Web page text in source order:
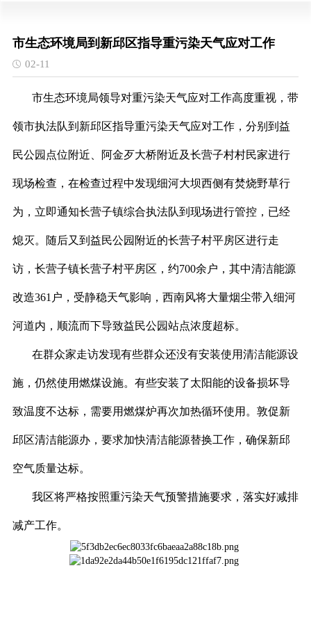
市生态环境局到新邱区指导重污染天气应对工作
02-11
市生态环境局领导对重污染天气应对工作高度重视，带
领市执法队到新邱区指导重污染天气应对工作，分别到益
民公园点位附近、阿金歹大桥附近及长营子村村民家进行
现场检查，在检查过程中发现细河大坝西侧有焚烧野草行
为，立即通知长营子镇综合执法队到现场进行管控，已经
熄灭。随后又到益民公园附近的长营子村平房区进行走
访，长营子镇长营子村平房区，约700余户，其中清洁能源
改造361户，受静稳天气影响，西南风将大量烟尘带入细河
河道内，顺流而下导致益民公园站点浓度超标。
在群众家走访发现有些群众还没有安装使用清洁能源设
施，仍然使用燃煤设施。有些安装了太阳能的设备损坏导
致温度不达标，需要用燃煤炉再次加热循环使用。敦促新
邱区清洁能源办，要求加快清洁能源替换工作，确保新邱
空气质量达标。
我区将严格按照重污染天气预警措施要求，落实好减排
减产工作。